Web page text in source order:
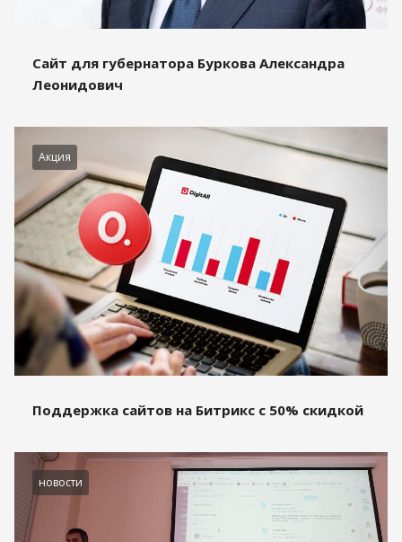
Сайт для губернатора Буркова Александра
Леонидович
Акция
Поддержка сайтов на Битрикс с 50% скидкой
новости